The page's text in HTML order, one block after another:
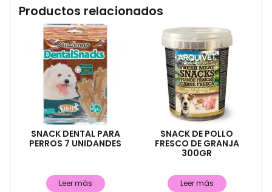
Productos relacionados
SNACK DENTAL PARA
PERROS 7 UNIDANDES
Leer más
SNACK DE POLLO
FRESCO DE GRANJA
300GR
Leer más